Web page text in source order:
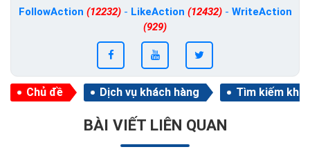
FollowAction (12232)- LikeAction (12432)- WriteAction
(929)
Chủ đề Dịch vụ khách hàng Tìm kiếm
BÀI VIẾT LIÊN QUAN